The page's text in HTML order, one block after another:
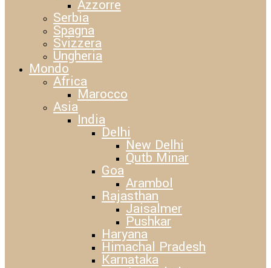
Azzorre
Serbia
Spagna
Svizzera
Ungheria
Mondo
Africa
Marocco
Asia
India
Delhi
New Delhi
Qutb Minar
Goa
Arambol
Rajasthan
Jaisalmer
Pushkar
Haryana
Himachal Pradesh
Karnataka